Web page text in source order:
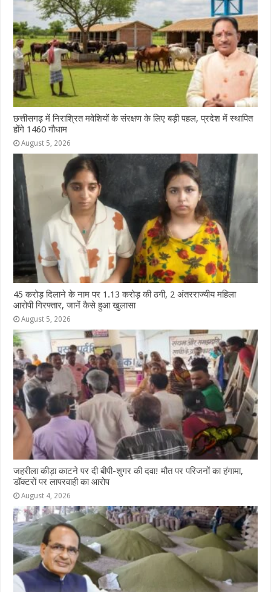
k r
छत्तीसगढ़ में निराश्रित मवेशियों के संरक्षण के लिए बड़ी पहल, प्रदेश में स्थापित
होंगे 1460 गौधाम
August 5, 2026
45 करोड़ दिलाने के नाम पर 1.13 करोड़ की ठगी, 2 अंतरराज्यीय महिला
आरोपी गिरफ्तार, जानें कैसे हुआ खुलासा
August 5, 2026
जहरीला कीड़ा काटने पर दी बीपी-शुगर की दवा! मौत पर परिजनों का हंगामा,
डॉक्टरों पर लापरवाही का आरोप
August 4, 2026